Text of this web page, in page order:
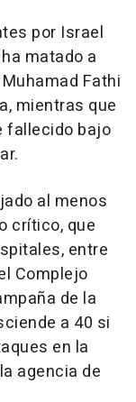
por Israel
matado a
Fathi
mientras que
fallecido bajo
al menos
crítico, que
entre
Complejo
de la
a 40 si
en la
agencia de